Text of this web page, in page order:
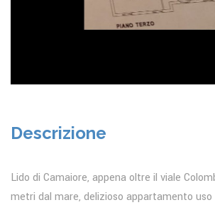
Descrizione
Lido di Camaiore, appena oltre il viale
metri dal mare, delizioso appartamento